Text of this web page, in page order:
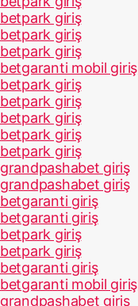
betpark giriş
betpark giriş
betpark giriş
betgaranti mobil giriş
betpark giriş
betpark giriş
betpark giriş
betpark giriş
betpark giriş
grandpashabet giriş
grandpashabet giriş
betgaranti giriş
betgaranti giriş
betpark giriş
betpark giriş
betgaranti giriş
betgaranti mobil giriş
grandpashabet giriş